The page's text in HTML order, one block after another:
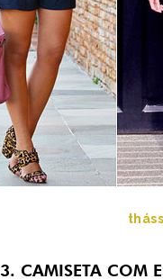
3. CAMISETA COM